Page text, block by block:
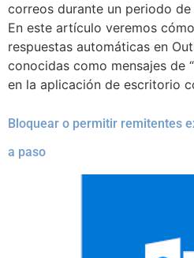
correos durante un periodo
En este artículo veremos
respuestas automáticas en
conocidas como mensajes de
en la aplicación de escritorio
Bloquear o permitir remitentes
a paso